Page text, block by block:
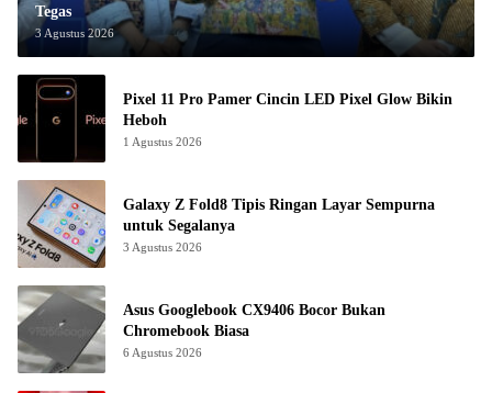
Tegas
3 Agustus 2026
Pixel 11 Pro Pamer Cincin LED Pixel Glow Bikin
Heboh
1 Agustus 2026
Galaxy Z Fold8 Tipis Ringan Layar Sempurna
untuk Segalanya
3 Agustus 2026
Asus Googlebook CX9406 Bocor Bukan
Chromebook Biasa
6 Agustus 2026